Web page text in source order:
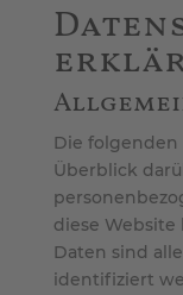
Die folgenden
Überblick
diese Website
Daten sind
identifiziert